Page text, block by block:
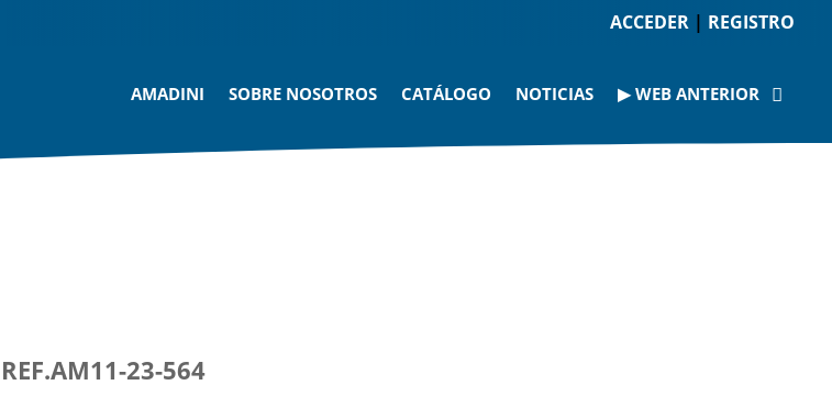
ACCEDER | REGISTRO
AMADINI SOBRE NOSOTROS CATÁLOGO NOTICIAS ▶ WEB ANTERIOR
REF.AM11-23-564